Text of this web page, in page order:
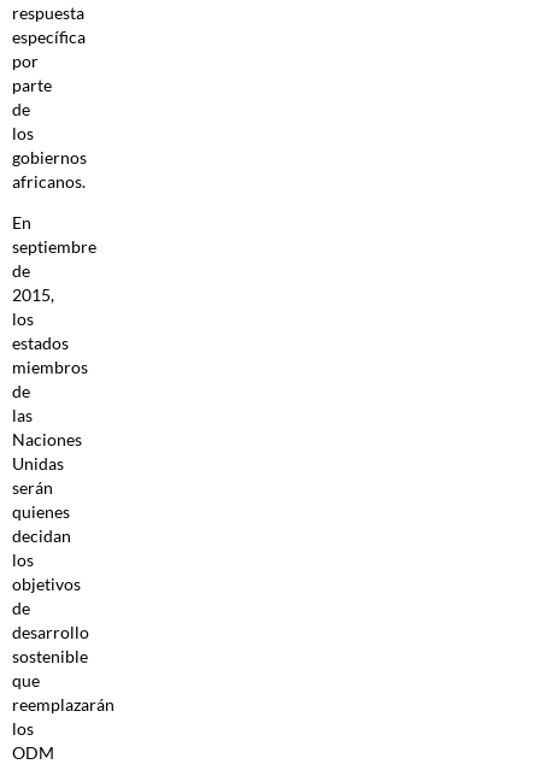
respuesta
específica
por
parte
de
los
gobiernos
africanos.
En
septiembre
de
2015,
los
estados
miembros
de
las
Naciones
Unidas
serán
quienes
decidan
los
objetivos
de
desarrollo
sostenible
que
reemplazarán
los
ODM